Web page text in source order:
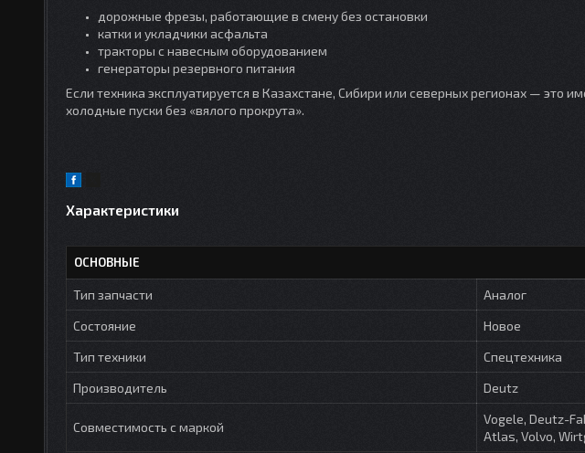
дорожные фрезы, работающие в смену без остановки
катки и укладчики асфальта
тракторы с навесным оборудованием
генераторы резервного питания
Если техника эксплуатируется в Казахстане, Сибири или северных регионах — это
холодные пуски без «вялого прокрута».
Характеристики
ОСНОВНЫЕ
Тип запчасти
Аналог
Состояние
Новое
Тип техники
Спецтехника
Производитель
Deutz
Совместимость с маркой
Vogele, Deutz-
Atlas, Volvo,